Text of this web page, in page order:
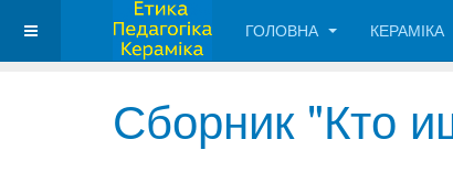
ГОЛОВНА КЕРАМІКА
Сборник "Кто